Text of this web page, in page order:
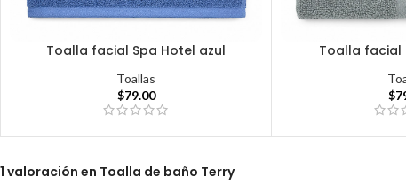
Toalla facial Spa Hotel azul
Toallas
$79.00
Toalla facial
$
1 valoración en Toalla de baño Terry